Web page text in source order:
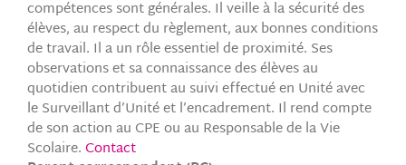
compétences sont générales. Il veille à la sécurité des
élèves, au respect du règlement, aux bonnes conditions
de travail. Il a un rôle essentiel de proximité. Ses
observations et sa connaissance des élèves au
quotidien contribuent au suivi effectué en Unité avec
le Surveillant d’Unité et l’encadrement. Il rend compte
de son action au CPE ou au Responsable de la Vie
Scolaire.Contact